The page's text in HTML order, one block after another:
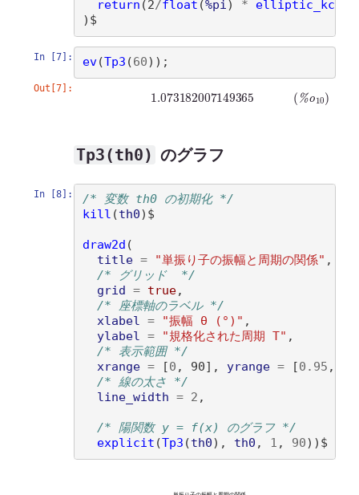
return (2/float (%pi) * elliptic_kc
)
In [7]: ev(Tp3 (60))
Out[7]: o10)1.073182007149365
Tp3(th0) のグラフ
In [8]:
/* 変数 th0 の初期化 */
kill (th0) $
draw2d (
title = "単振り子の振幅と周期の関係" ,
/* グリッド  */
grid
= true,
/* 座標軸のラベル */
xlabel = "振幅 θ (°)" ,
ylabel = "規格化された周期 T" ,
/* 表示範囲 */
xrange = [0 , 90] , yrange = [0.95 , 1
/* 線の太さ */
line_width = 2 ,
/* 陽関数 y = f(x) のグラフ */
explicit (Tp3 (th0) , th0 , 1 , 90) )